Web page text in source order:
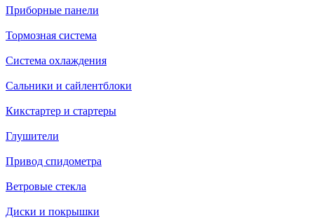
Приборные панели
Тормозная система
Система охлаждения
Сальники и сайлентблоки
Кикстартер и стартеры
Глушители
Привод спидометра
Ветровые стекла
Диски и покрышки